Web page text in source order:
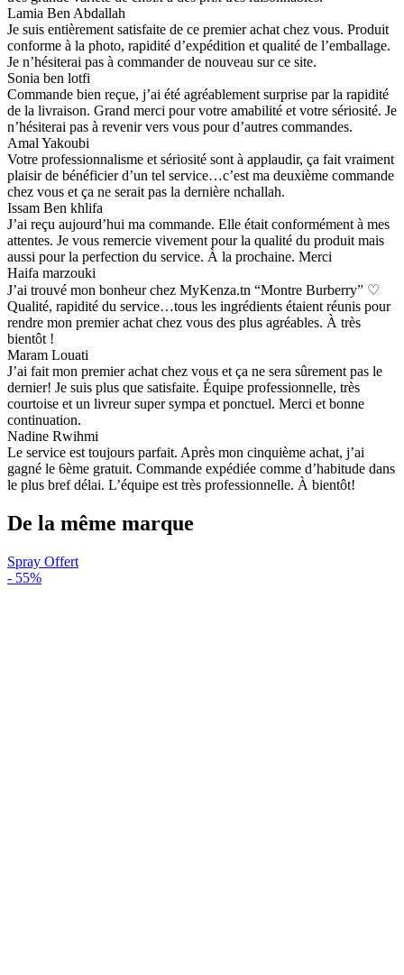
Lamia Ben Abdallah
Je suis entièrement satisfaite de ce premier achat chez vous. Produit
conforme à la photo, rapidité d’expédition et qualité de l’emballage.
Je n’hésiterai pas à commander de nouveau sur ce site.
Sonia ben lotfi
Commande bien reçue, j’ai été agréablement surprise par la rapidité
de la livraison. Grand merci pour votre amabilité et votre sériosité. Je
n’hésiterai pas à revenir vers vous pour d’autres commandes.
Amal Yakoubi
Votre professionnalisme et sériosité sont à applaudir, ça fait vraiment
plaisir de bénéficier d’un tel service…c’est ma deuxième commande
chez vous et ça ne serait pas la dernière nchallah.
Issam Ben khlifa
J’ai reçu aujourd’hui ma commande. Elle était conformément à mes
attentes. Je vous remercie vivement pour la qualité du produit mais
aussi pour la perfection du service. À la prochaine. Merci
Haifa marzouki
J’ai trouvé mon bonheur chez MyKenza.tn “Montre Burberry” ♡
Qualité, rapidité du service…tous les ingrédients étaient réunis pour
rendre mon premier achat chez vous des plus agréables. À très
bientôt !
Maram Louati
J’ai fait mon premier achat chez vous et ça ne sera sûrement pas le
dernier! Je suis plus que satisfaite. Équipe professionnelle, très
courtoise et un livreur super sympa et ponctuel. Merci et bonne
continuation.
Nadine Rwihmi
Le service est toujours parfait. Après mon cinquième achat, j’ai
gagné le 6ème gratuit. Commande expédiée comme d’habitude dans
le plus bref délai. L’équipe est très professionnelle. À bientôt!
De la même marque
Spray Offert
- 55%